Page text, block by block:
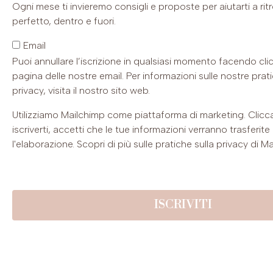
Ogni mese ti invieremo consigli e proposte per aiutarti a
perfetto, dentro e fuori.
Email
Puoi annullare l’iscrizione in qualsiasi momento facendo
pagina delle nostre email. Per informazioni sulle nostre
privacy, visita il nostro sito web.
Utilizziamo Mailchimp come piattaforma di marketing.
iscriverti, accetti che le tue informazioni verranno trasferite
l'elaborazione. Scopri di più sulle pratiche sulla privacy di